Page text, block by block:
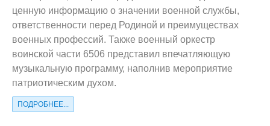
ценную информацию о значении военной службы,
ответственности перед Родиной и преимуществах
военных профессий. Также военный оркестр
воинской части 6506 представил впечатляющую
музыкальную программу, наполнив мероприятие
патриотическим духом.
ПОДРОБНЕЕ...